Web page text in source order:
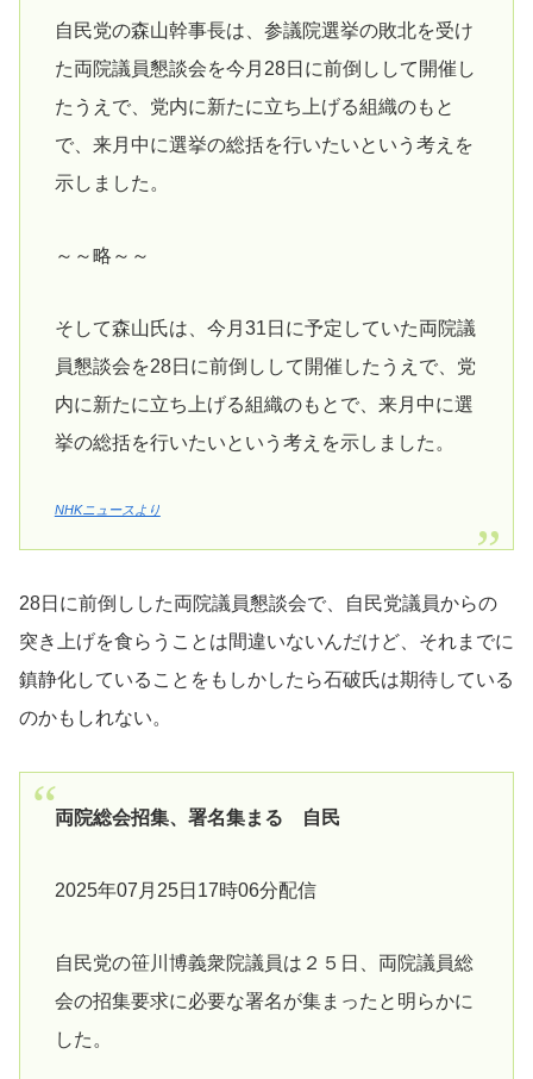
自民党の森山幹事長は、参議院選挙の敗北を受け
た両院議員懇談会を今月28日に前倒しして開催し
たうえで、党内に新たに立ち上げる組織のもと
で、来月中に選挙の総括を行いたいという考えを
示しました。
～～略～～
そして森山氏は、今月31日に予定していた両院議
員懇談会を28日に前倒しして開催したうえで、党
内に新たに立ち上げる組織のもとで、来月中に選
挙の総括を行いたいという考えを示しました。
NHKニュースより
28日に前倒しした両院議員懇談会で、自民党議員からの
突き上げを食らうことは間違いないんだけど、それまでに
鎮静化していることをもしかしたら石破氏は期待している
のかもしれない。
両院総会招集、署名集まる 自民
2025年07月25日17時06分配信
自民党の笹川博義衆院議員は２５日、両院議員総
会の招集要求に必要な署名が集まったと明らかに
した。